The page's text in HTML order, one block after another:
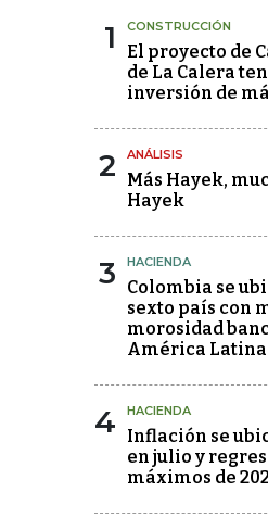
1 CONSTRUCCIÓN
El proyecto de
de La Calera
inversión de
2 ANÁLISIS
Más Hayek,
Hayek
3 HACIENDA
Colombia se
sexto país con
morosidad
América Latina
4 HACIENDA
Inflación se
en julio y
máximos de